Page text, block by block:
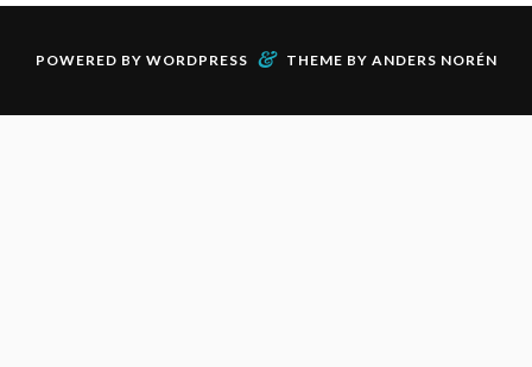
POWERED BY WORDPRESS & THEME BY ANDERS NORÉN